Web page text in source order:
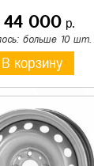
44 000 р.
больше 10 шт.
В корзину